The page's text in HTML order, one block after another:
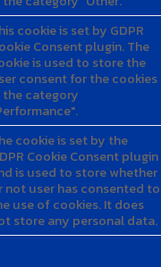
functionalities
on social media
third-party features.
and analyze
which helps in
the visitors.